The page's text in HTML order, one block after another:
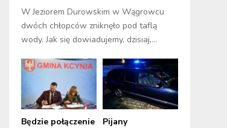
W Jeziorem Durowskim w Wągrowcu
dwóch chłopców zniknęło pod taflą
wody. Jak się dowiadujemy, dzisiaj,...
Będzie połączenie
Pijany